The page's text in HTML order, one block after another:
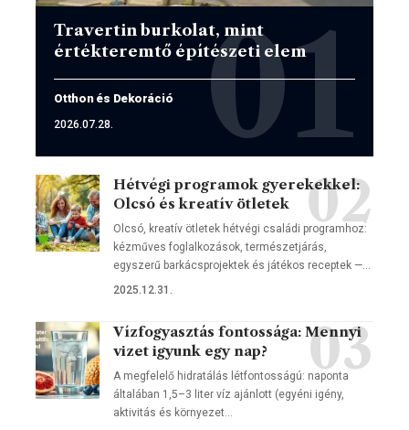
Travertin burkolat, mint
értékteremtő építészeti elem
Otthon és Dekoráció
2026.07.28.
Hétvégi programok gyerekekkel:
Olcsó és kreatív ötletek
Olcsó, kreatív ötletek hétvégi családi programhoz:
kézműves foglalkozások, természetjárás,
egyszerű barkácsprojektek és játékos receptek —…
2025.12.31.
Vízfogyasztás fontossága: Mennyi
vizet igyunk egy nap?
A megfelelő hidratálás létfontosságú: naponta
általában 1,5–3 liter víz ajánlott (egyéni igény,
aktivitás és környezet…